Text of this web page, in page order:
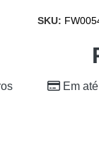
SKU:
Em